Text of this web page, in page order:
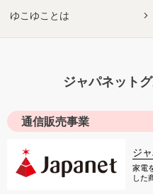
ゆこゆことは
ジャパネット
通信販売事業
ジ
家電
した